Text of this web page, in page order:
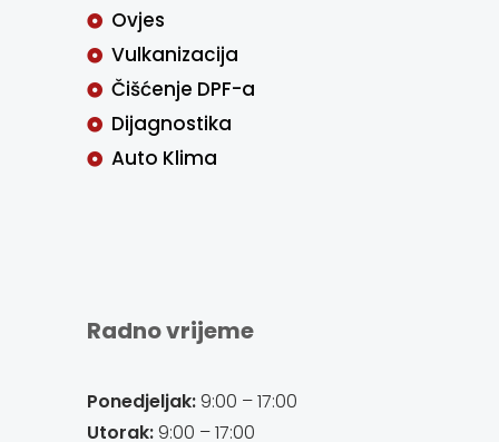
Ovjes
Vulkanizacija
Čišćenje DPF-a
Dijagnostika
Auto Klima
Radno vrijeme
Ponedjeljak:9:00 – 17:00
Utorak:9:00 – 17:00